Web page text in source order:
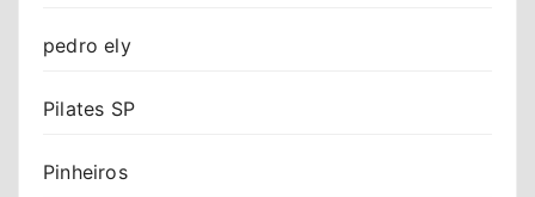
pedro ely
Pilates SP
Pinheiros